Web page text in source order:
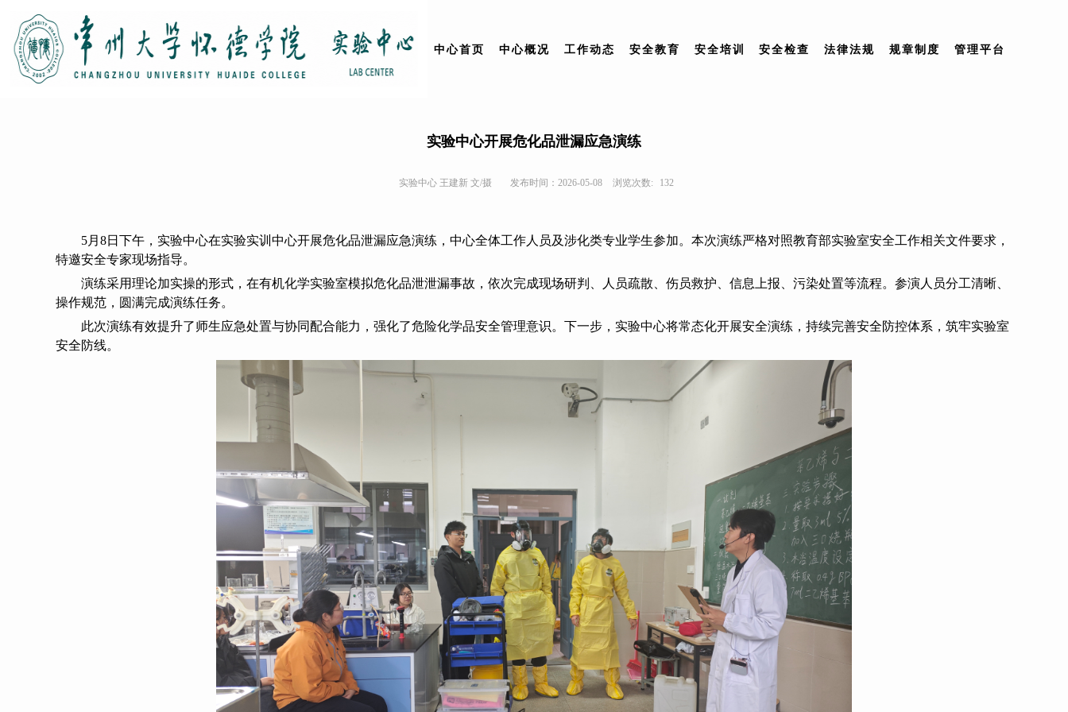
中心首页 中心概况 工作动态 安全教育 安全培训 安全检查 法律法规 规章制度 管理平台
实验中心开展危化品泄漏应急演练
实验中心 王建新 文/摄 发布时间：2026-05-08 浏览次数: 132
5月 8日下午，实验中心在实验实训中心开展危化品泄漏应急演练，中心全体工作人员及涉化类专业学生参加。本次演练严格对照教育部实验室安全工作相关文件要求，
特邀安全专家现场指导。
演练采用理论加实操的形式，在有机化学实验室模拟危化品泄泄漏事故，依次完成现场研判、人员疏散、伤员救护、信息上报、污染处置等流程。参演人员分工清晰、
操作规范，圆满完成演练任务。
此次演练有效提升了师生应急处置与协同配合能力，强化了危险化学品安全管理意识。下一步，实验中心将常态化开展安全演练，持续完善安全防控体系，筑牢实验室
安全防线。